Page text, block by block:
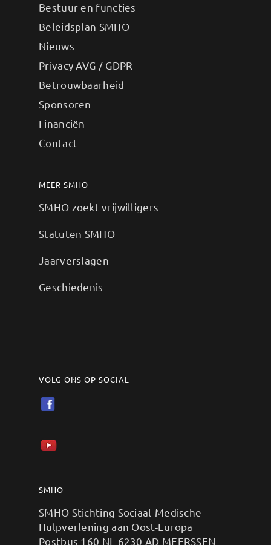
Bestuur en functies
Beleidsplan SMHO
Nieuws
Privacy AVG / GDPR
Betrouwbaarheid
Sponsoren
Financiën
Contact
MEER SMHO
SMHO zoekt vrijwilligers
Statuten SMHO
Jaarverslagen
Geschiedenis
VOLG ONS OP SOCIAL
SMHO
SMHO Stichting Sociaal-Medische
Hulpverlening aan Oost-Europa
Postbus 160 NL 6230 AD MEERSSEN